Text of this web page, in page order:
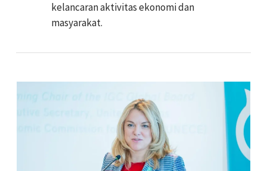
kelancaran aktivitas ekonomi dan
masyarakat.